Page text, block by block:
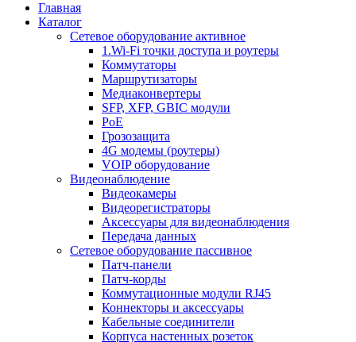
Главная
Каталог
Сетевое оборудование активное
1.Wi-Fi точки доступа и роутеры
Коммутаторы
Маршрутизаторы
Медиаконвертеры
SFP, XFP, GBIC модули
PoE
Грозозащита
4G модемы (роутеры)
VOIP оборудование
Видеонаблюдение
Видеокамеры
Видеорегистраторы
Аксессуары для видеонаблюдения
Передача данных
Сетевое оборудование пассивное
Патч-панели
Патч-корды
Коммутационные модули RJ45
Коннекторы и аксессуары
Кабельные соединители
Корпуса настенных розеток